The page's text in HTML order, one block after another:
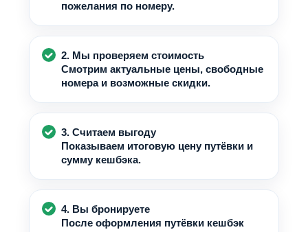
пожелания по номеру.
2. Мы проверяем стоимость
Смотрим актуальные цены, свободные
номера и возможные скидки.
3. Считаем выгоду
Показываем итоговую цену путёвки и
сумму кешбэка.
4. Вы бронируете
После оформления путёвки кешбэк